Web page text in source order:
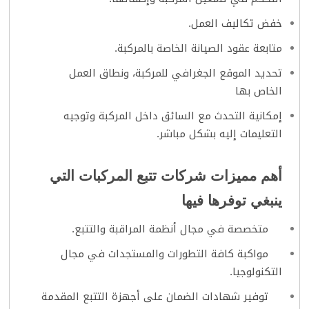
خفض تكاليف العمل.
متابعة عقود الصيانة الخاصة بالمركبة.
تحديد الموقع الجغرافي للمركبة، ونطاق العمل
الخاص بها
إمكانية التحدث مع السائق داخل المركبة وتوجيه
التعليمات إليه بشكل مباشر.
أهم مميزات شركات تتبع المركبات التي
ينبغي توفرها فيها
متخصصة في مجال أنظمة المراقبة والتتبع.
مواكبة كافة التطورات والمستجدات في مجال
التكنولوجيا.
توفير شهادات الضمان على أجهزة التتبع المقدمة